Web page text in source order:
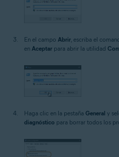
En el campo Abrir, escriba el
en Aceptar para abrir la utilidad
Haga clic en la pestaña General y
diagnóstico para borrar todos los